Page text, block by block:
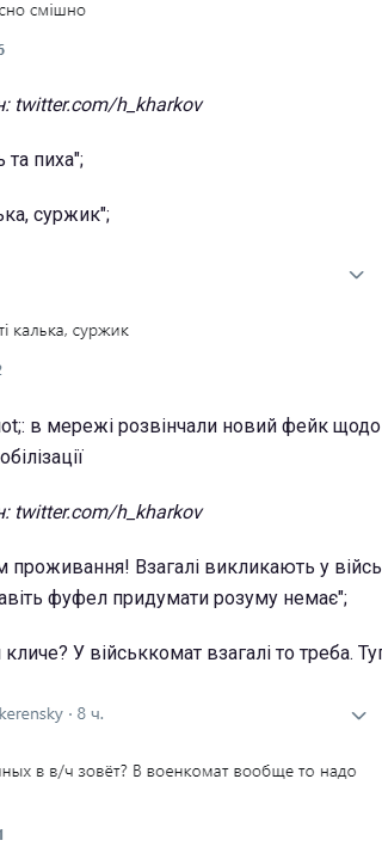
twitter.com/h_kharkov
та пиха";
суржик";
twitter.com/h_kharkov
проживання! Взагалі викликають у
фуфел придумати розуму немає";
У військкомат взагалі то треба.